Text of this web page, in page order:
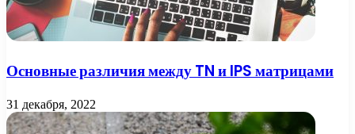
Основные различия между TN и IPS матрицами
31 декабря, 2022